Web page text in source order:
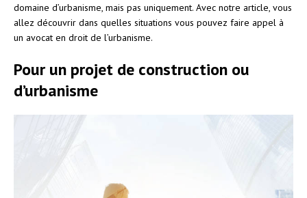
domaine d’urbanisme, mais pas uniquement. Avec notre article, vous
allez découvrir dans quelles situations vous pouvez faire appel à
un avocat en droit de l’urbanisme.
Pour un projet de construction ou
d’urbanisme